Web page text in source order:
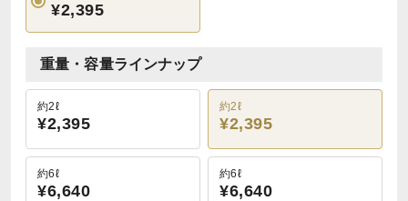
¥2,395
重量・容量ラインナップ
約2ℓ
¥2,395
約2ℓ
¥2,395
約6ℓ
¥6,640
約6ℓ
¥6,640